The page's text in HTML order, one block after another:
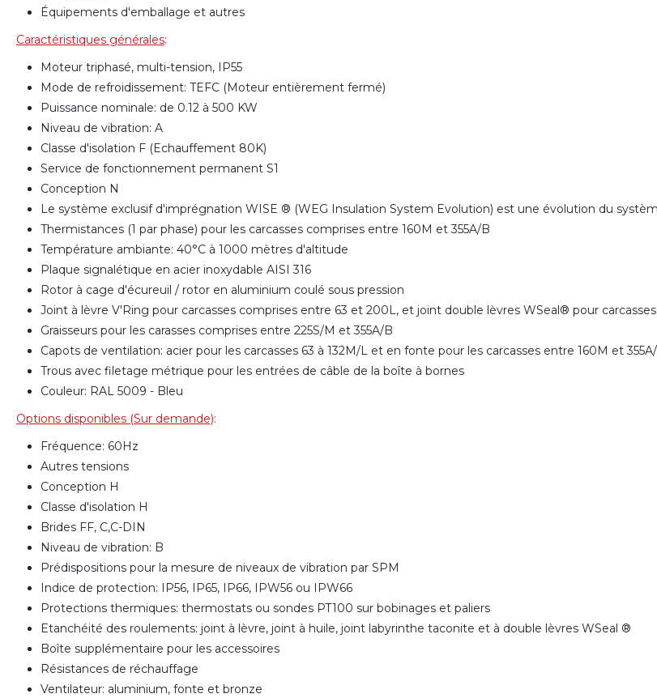
Équipements d'emballage et autres
Caractéristiques générales:
Moteur triphasé, multi-tension, IP55
Mode de refroidissement: TEFC (Moteur entièrement fermé)
Puissance nominale: de 0.12 à 500 KW
Niveau de vibration: A
Classe d'isolation F (Echauffement 80K)
Service de fonctionnement permanent S1
Conception N
Le système exclusif d'imprégnation WISE ® (WEG Insulation System Evolution) est une évolution du
Thermistances (1 par phase) pour les carcasses comprises entre 160M et 355A/B
Température ambiante: 40°C à 1000 mètres d'altitude
Plaque signalétique en acier inoxydable AISI 316
Rotor à cage d'écureuil / rotor en aluminium coulé sous pression
Joint à lèvre V'Ring pour carcasses comprises entre 63 et 200L, et joint double lèvres WSeal® pour
Graisseurs pour les carasses comprises entre 225S/M et 355A/B
Capots de ventilation: acier pour les carcasses 63 à 132M/L et en fonte pour les carcasses entre 160M et
Trous avec filetage métrique pour les entrées de câble de la boîte à bornes
Couleur: RAL 5009 - Bleu
Options disponibles (Sur demande):
Fréquence: 60Hz
Autres tensions
Conception H
Classe d'isolation H
Brides FF, C,C-DIN
Niveau de vibration: B
Prédispositions pour la mesure de niveaux de vibration par SPM
Indice de protection: IP56, IP65, IP66, IPW56 ou IPW66
Protections thermiques: thermostats ou sondes PT100 sur bobinages et paliers
Etanchéité des roulements: joint à lèvre, joint à huile, joint labyrinthe taconite et à double lèvres WSeal ®
Boîte supplémentaire pour les accessoires
Résistances de réchauffage
Ventilateur: aluminium, fonte et bronze